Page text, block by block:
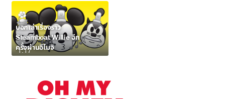
1:17
บอกเล่าเรื่องราว
Steamboat Willie อีก
ครั้งผ่านอีโมจิ